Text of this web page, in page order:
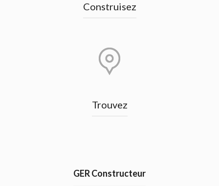
Construisez
Trouvez
GER Constructeur